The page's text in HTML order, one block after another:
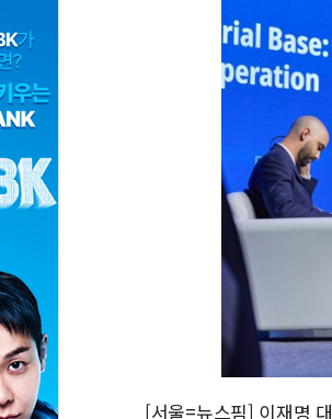
[서울=뉴스핌] 이재명